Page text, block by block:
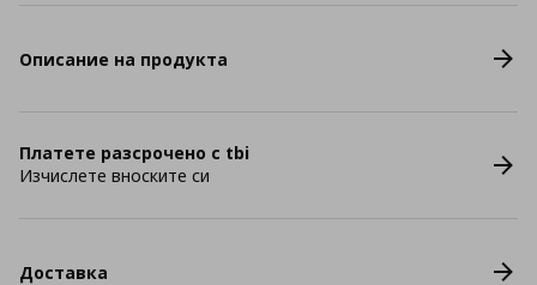
Описание на продукта
Платете разсрочено с tbi
Изчислете вноските си
Доставка